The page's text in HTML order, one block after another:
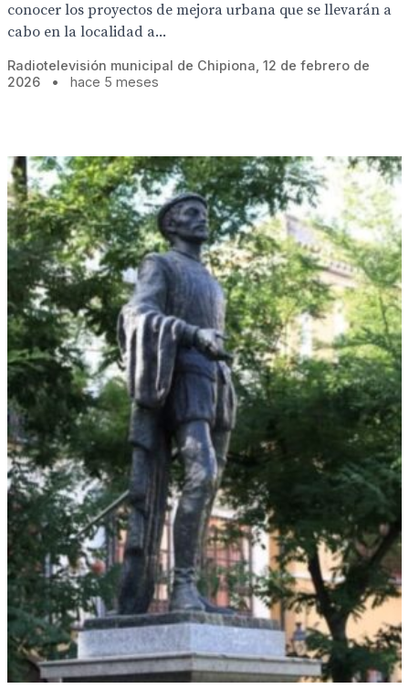
conocer los proyectos de mejora urbana que se llevarán a
cabo en la localidad a...
Radiotelevisión municipal de Chipiona, 12 de febrero de
2026
• hace 5 meses